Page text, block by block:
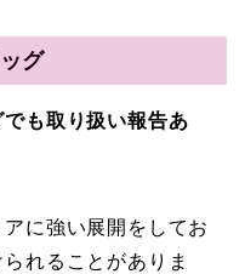
グ
も取り扱い報告あ
に強い展開をしてお
れることがありま